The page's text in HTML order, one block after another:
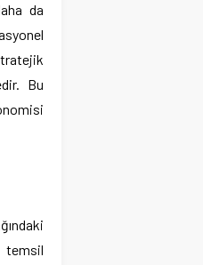
da
Bu
temsil